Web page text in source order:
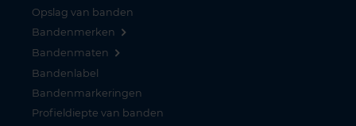
Opslag van banden
Bandenmerken
Bandenmaten
Bandenlabel
Bandenmarkeringen
Profieldiepte van banden